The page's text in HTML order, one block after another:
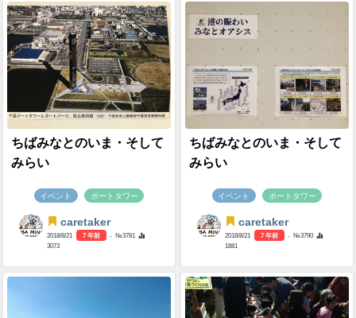
ちばみなとのいま・そして
みらい
イベント ポートタワー
caretaker
2018/8/21 7 年前
- №3781
3073
ちばみなとのいま・そして
みらい
イベント ポートタワー
caretaker
2018/8/21 7 年前
- №3790
1881